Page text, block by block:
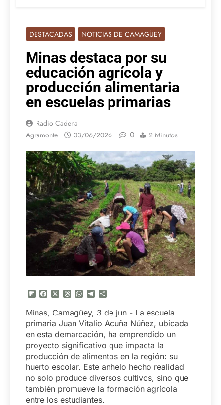
DESTACADAS NOTICIAS DE CAMAGÜEY
Minas destaca por su
educación agrícola y
producción alimentaria
en escuelas primarias
Radio Cadena
Agramonte
03/06/2026 0 2 Minutos
Flipboard
FacebookThreadsWhatsApp
Telegram
Minas, Camagüey, 3 de jun.- La escuela
primaria Juan Vitalio Acuña Núñez, ubicada
en esta demarcación, ha emprendido un
proyecto significativo que impacta la
producción de alimentos en la región: su
huerto escolar. Este anhelo hecho realidad
no solo produce diversos cultivos, sino que
también promueve la formación agrícola
entre los estudiantes.